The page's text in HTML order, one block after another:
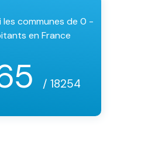
les communes de 0 -
en France
/ 18254